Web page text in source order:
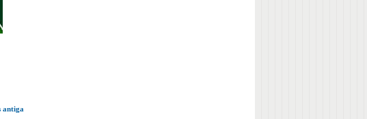
antiga